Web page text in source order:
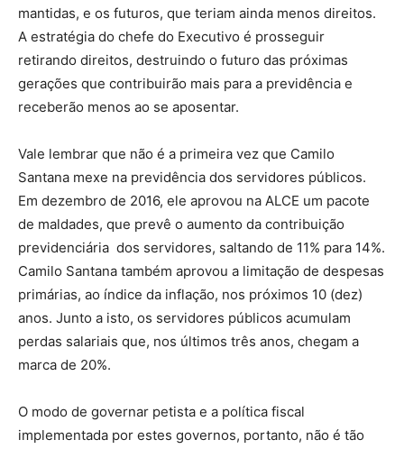
mantidas, e os futuros, que teriam ainda menos direitos.
A estratégia do chefe do Executivo é prosseguir
retirando direitos, destruindo o futuro das próximas
gerações que contribuirão mais para a previdência e
receberão menos ao se aposentar.
Vale lembrar que não é a primeira vez que Camilo
Santana mexe na previdência dos servidores públicos.
Em dezembro de 2016, ele aprovou na ALCE um pacote
de maldades, que prevê o aumento da contribuição
previdenciária dos servidores, saltando de 11% para 14%.
Camilo Santana também aprovou a limitação de despesas
primárias, ao índice da inflação, nos próximos 10 (dez)
anos. Junto a isto, os servidores públicos acumulam
perdas salariais que, nos últimos três anos, chegam a
marca de 20%.
O modo de governar petista e a política fiscal
implementada por estes governos, portanto, não é tão